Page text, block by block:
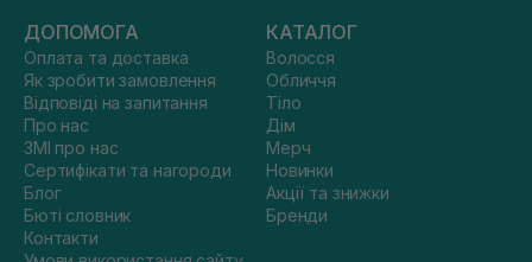
ДОПОМОГА
Оплата та доставка
Як зробити замовлення
Відповіді на запитання
Про нас
ЗМІ про нас
Сертифікати та нагороди
Блог
Бюті словник
Контакти
КАТАЛОГ
Волосся
Обличчя
Тіло
Дім
Мерч
Новинки
Акції та знижки
Бренди